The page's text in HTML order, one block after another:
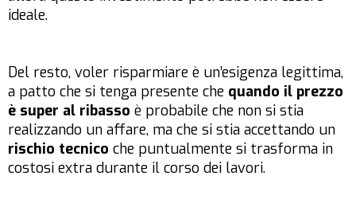
ideale.
Del resto, voler risparmiare è un’esigenza legittima,
a patto che si tenga presente che quando il prezzo
è super al ribasso è probabile che non si stia
realizzando un affare, ma che si stia accettando un
rischio tecnico che puntualmente si trasforma in
costosi extra durante il corso dei lavori.